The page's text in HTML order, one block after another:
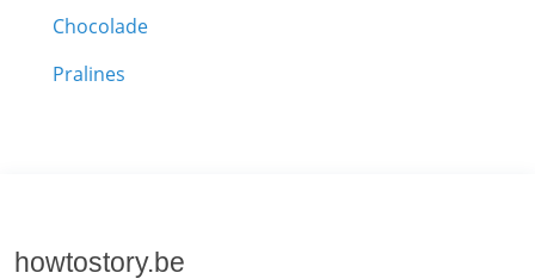
Chocolade
Pralines
howtostory.be